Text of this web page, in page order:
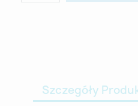
Szczegóły